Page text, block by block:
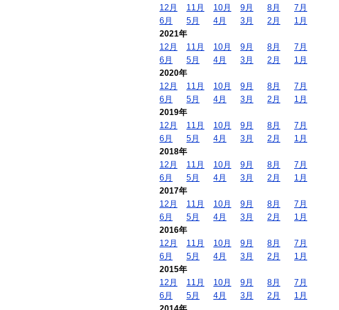
12月
11月 10月 9月 8月
7月
6月
5月 4月 3月 2月
1月
2021年
12月
11月 10月 9月 8月
7月
6月
5月 4月 3月 2月
1月
2020年
12月
11月 10月 9月 8月
7月
6月
5月 4月 3月 2月
1月
2019年
12月
11月 10月 9月 8月
7月
6月
5月 4月 3月 2月
1月
2018年
12月
11月 10月 9月 8月
7月
6月
5月 4月 3月 2月
1月
2017年
12月
11月 10月 9月 8月
7月
6月
5月 4月 3月 2月
1月
2016年
12月
11月 10月 9月 8月
7月
6月
5月 4月 3月 2月
1月
2015年
12月
11月 10月 9月 8月
7月
6月
5月 4月 3月 2月
1月